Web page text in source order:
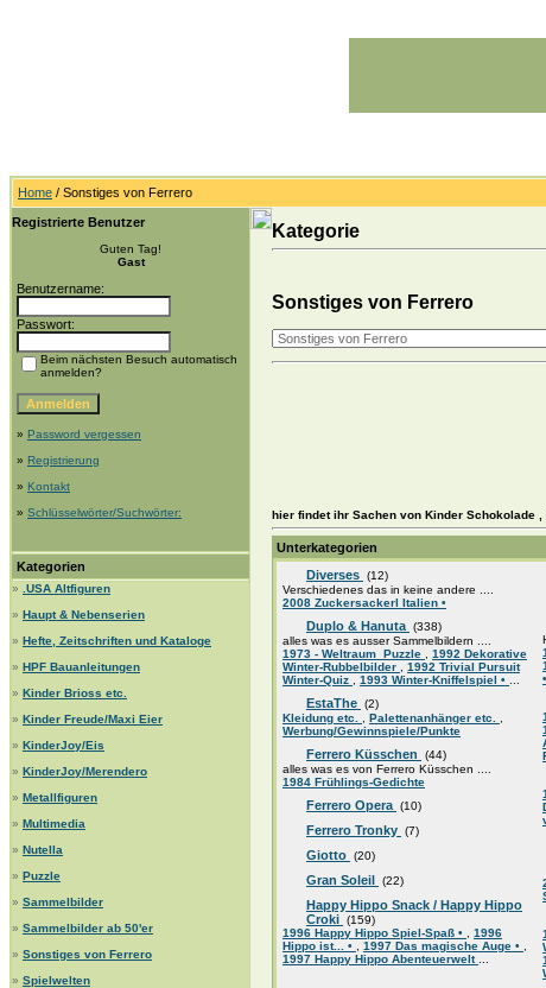
Home / Sonstiges von Ferrero
Registrierte Benutzer
Guten Tag!
Gast
Benutzername:
Passwort:
Beim nächsten Besuch automatisch
anmelden?
» Password vergessen
» Registrierung
» Kontakt
» Schlüsselwörter/Suchwörter:
Kategorien
»
.USA Altfiguren
» Haupt & Nebenserien
» Hefte, Zeitschriften und Kataloge
» HPF Bauanleitungen
» Kinder Brioss etc.
» Kinder Freude/Maxi Eier
» KinderJoy/Eis
» KinderJoy/Merendero
» Metallfiguren
» Multimedia
» Nutella
» Puzzle
» Sammelbilder
» Sammelbilder ab 50'er
» Sonstiges von Ferrero
» Spielwelten
Kategorie
Sonstiges von Ferrero
hier findet ihr Sachen von Kinder Schokolade
Unterkategorien
Diverses (12)
Verschiedenes das in keine andere ....
2008 Zuckersackerl Italien •
Duplo & Hanuta (338)
alles was es ausser Sammelbildern ....
1973 - Weltraum_Puzzle
1992 Dekorative
Winter-Rubbelbilder
1992 Trivial Pursuit
Winter-Quiz
1993 Winter-Kniffelspiel •
EstaThe (2)
Kleidung etc.
Palettenanhänger etc.
Werbung/Gewinnspiele/Punkte
Ferrero Küsschen
(44)
alles was es von Ferrero Küsschen ....
1984 Frühlings-Gedichte
Ferrero Opera (10)
Ferrero Tronky (7)
Giotto (20)
Gran Soleil (22)
Happy Hippo Snack / Happy Hippo
Croki (159)
1996 Happy Hippo Spiel-Spaß •
1996
Hippo ist... •
1997 Das magische Auge •
1997 Happy Hippo Abenteuerwelt
•